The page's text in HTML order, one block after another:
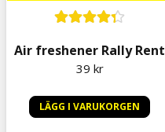
Air freshener Rally Rent
39 kr
LÄGG I VARUKORGEN